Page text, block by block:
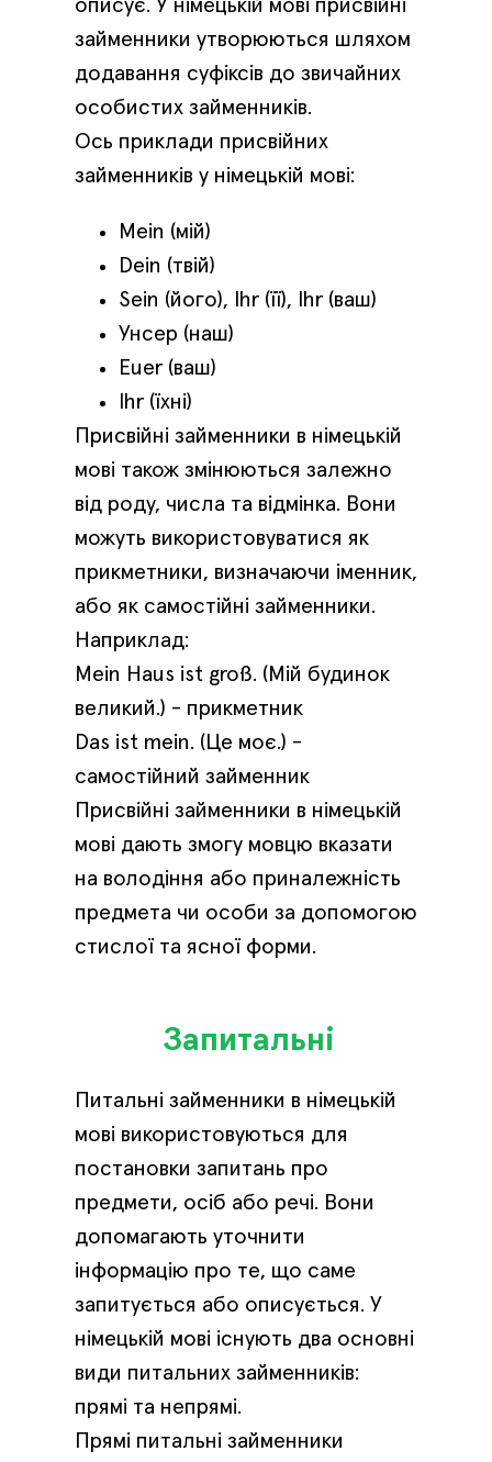
описує. У німецькій мові присвійні
займенники утворюються шляхом
додавання суфіксів до звичайних
особистих займенників.
Ось приклади присвійних
займенників у німецькій мові:
Mein (мій)
Dein (твій)
Sein (його), Ihr (її), Ihr (ваш)
Унсер (наш)
Euer (ваш)
Ihr (їхні)
Присвійні займенники в німецькій
мові також змінюються залежно
від роду, числа та відмінка. Вони
можуть використовуватися як
прикметники, визначаючи іменник,
або як самостійні займенники.
Наприклад:
Mein Haus ist groß. (Мій будинок
великий.) - прикметник
Das ist mein. (Це моє.) -
самостійний займенник
Присвійні займенники в німецькій
мові дають змогу мовцю вказати
на володіння або приналежність
предмета чи особи за допомогою
стислої та ясної форми.
Запитальні
Питальні займенники в німецькій
мові використовуються для
постановки запитань про
предмети, осіб або речі. Вони
допомагають уточнити
інформацію про те, що саме
запитується або описується. У
німецькій мові існують два основні
види питальних займенників:
прямі та непрямі.
Прямі питальні займенники